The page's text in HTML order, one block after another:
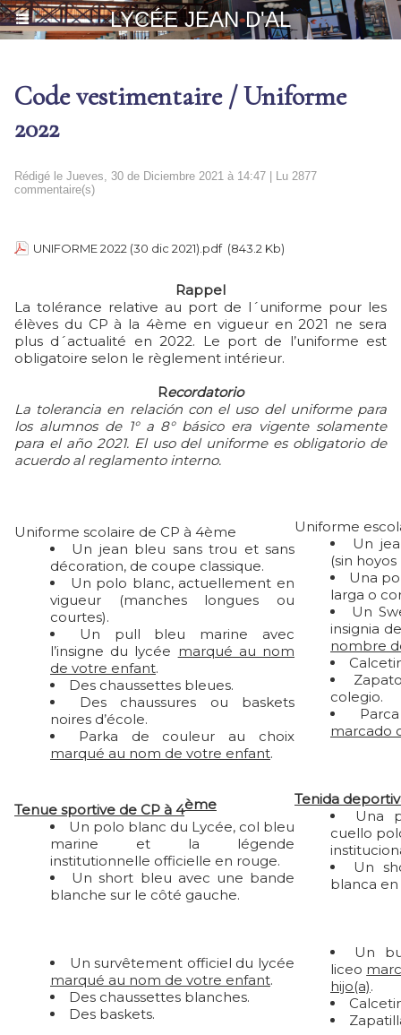
LYCÉE JEAN D'AL
Code vestimentaire / Uniforme
2022
Rédigé le Jueves, 30 de Diciembre 2021 à 14:47 | Lu 2877
commentaire(s)
UNIFORME 2022 (30 dic 2021).pdf (843.2 Kb)
Rappel
La tolérance relative au port de l´uniforme pour les
élèves du CP à la 4ème en vigueur en 2021 ne sera
plus d´actualité en 2022. Le port de l’uniforme est
obligatoire selon le règlement intérieur.
Recordatorio
La tolerancia en relación con el uso del uniforme para
los alumnos de 1° a 8° básico era vigente solamente
para el año 2021. El uso del uniforme es obligatorio de
acuerdo al reglamento interno.
Uniforme scolaire de CP à 4ème
Un jean bleu sans trou et sans
décoration, de coupe classique.
Un polo blanc, actuellement en
vigueur (manches longues ou
courtes).
Un pull bleu marine avec
l’insigne du lycée marqué au nom
de votre enfant.
Des chaussettes bleues.
Des chaussures ou baskets
noires d’école.
Parka de couleur au choix
marqué au nom de votre enfant.
Tenue sportive de CP à 4ème
Un polo blanc du Lycée, col bleu
marine et la légende
institutionnelle officielle en rouge.
Un short bleu avec une bande
blanche sur le côté gauche.
Un survêtement officiel du lycée
marqué au nom de votre enfant.
Des chaussettes blanches.
Des baskets.
Uniforme
Un
(sin
Una
larga o
Un
insignia
nombre
colegio.
marcado
Tenida
Una
cuello
Un
blanca
Un
liceo
hijo(a).